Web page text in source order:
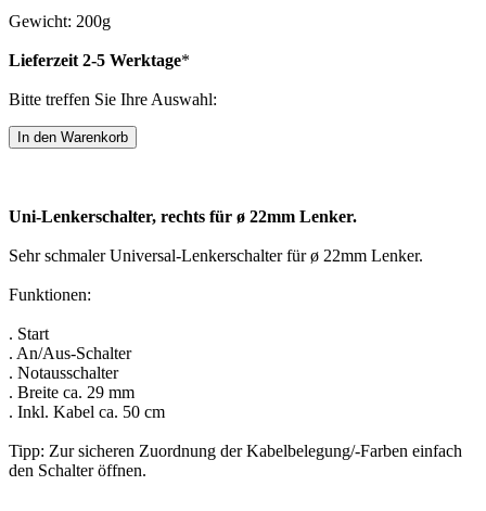
Gewicht: 200g
Lieferzeit 2-5 Werktage*
Bitte treffen Sie Ihre Auswahl:
Uni-Lenkerschalter, rechts für ø 22mm Lenker.
Sehr schmaler Universal-Lenkerschalter für ø 22mm Lenker.
Funktionen:
. Start
. An/Aus-Schalter
. Notausschalter
. Breite ca. 29 mm
. Inkl. Kabel ca. 50 cm
Tipp: Zur sicheren Zuordnung der Kabelbelegung/-Farben einfach
den Schalter öffnen.